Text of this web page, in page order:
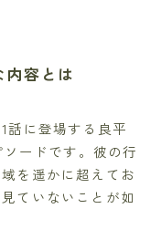
内容とは
話に登場する良平
ードです。彼の行
を遥かに超えてお
ていないことが如